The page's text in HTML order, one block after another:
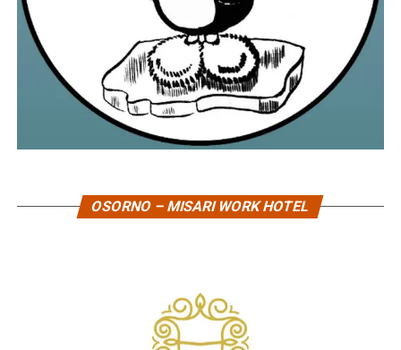
OSORNO – MISARI WORK HOTEL